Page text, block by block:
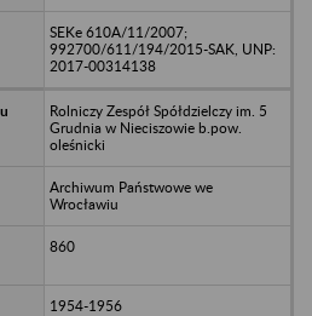
SEKe 610A/11/2007;
992700/611/194/2015-SAK, UNP:
2017-00314138
Rolniczy Zespół Spółdzielczy im. 5
Grudnia w Nieciszowie b.pow.
oleśnicki
Archiwum Państwowe we
Wrocławiu
860
1954-1956